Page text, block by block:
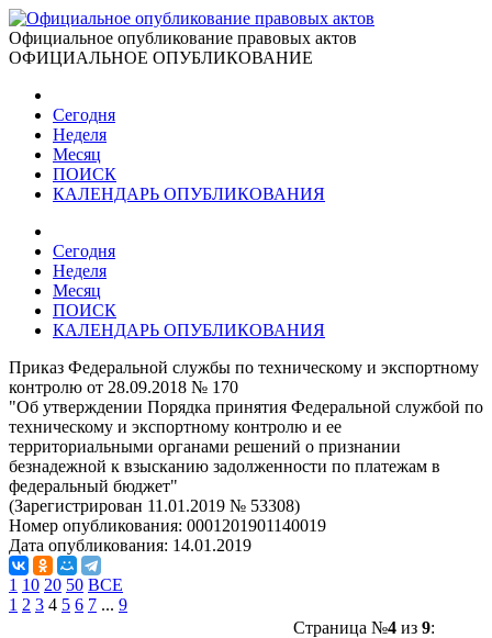
Официальное опубликование правовых актов
ОФИЦИАЛЬНОЕ ОПУБЛИКОВАНИЕ
Сегодня
Неделя
Месяц
ПОИСК
КАЛЕНДАРЬ ОПУБЛИКОВАНИЯ
Сегодня
Неделя
Месяц
ПОИСК
КАЛЕНДАРЬ ОПУБЛИКОВАНИЯ
Приказ Федеральной службы по техническому и экспортному
контролю от 28.09.2018 № 170
"Об утверждении Порядка принятия Федеральной службой по
техническому и экспортному контролю и ее
территориальными органами решений о признании
безнадежной к взысканию задолженности по платежам в
федеральный бюджет"
(Зарегистрирован 11.01.2019 № 53308)
Номер опубликования: 0001201901140019
Дата опубликования: 14.01.2019
1 10 20 50 ВСЕ
1 2 3 4 5 6 7 ... 9
Страница №4из 9: